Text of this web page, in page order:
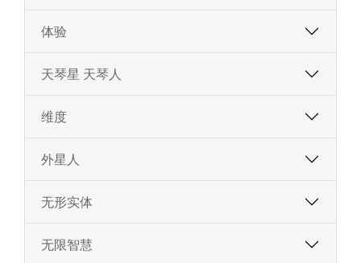
体验
天琴星 天琴人
维度
外星人
无形实体
无限智慧